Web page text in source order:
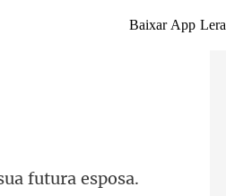
Baixar App Lera